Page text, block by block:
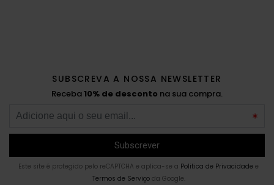
SUBSCREVA A NOSSA NEWSLETTER
Receba10% de desconto na sua compra.
Este site é protegido pelo reCAPTCHA e aplica-se a Politica de Privacidade e
Termos de Serviçoda Google.